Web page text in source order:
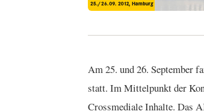
Am 25. und 26. September
statt. Im Mittelpunkt der
Crossmediale Inhalte. Das